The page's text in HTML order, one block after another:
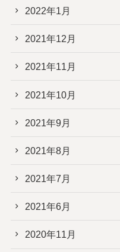
2022年1月
2021年12月
2021年11月
2021年10月
2021年9月
2021年8月
2021年7月
2021年6月
2020年11月